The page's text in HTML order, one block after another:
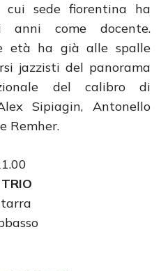
cui sede fiorentina ha
anni come docente.
età ha già alle spalle
jazzisti del panorama
del calibro di
Sipiagin, Antonello
Remher.